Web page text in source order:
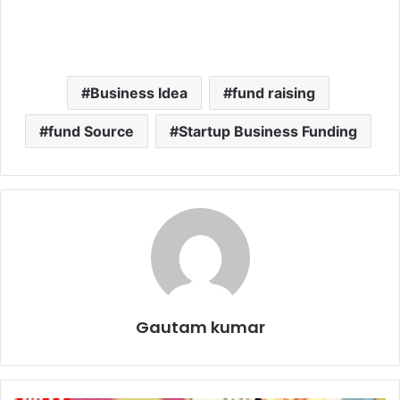
Business Idea fund raising
fund Source Startup Business Funding
Gautam kumar